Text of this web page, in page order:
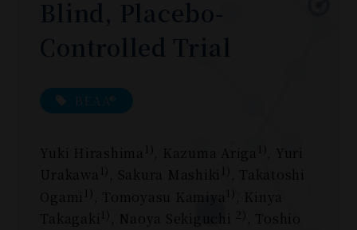
BEAA®
Yuki Hirashima 1) , Kazuma Ariga 1) , Yuri
Urakawa 1) , Sakura Mashiki
, Takatoshi
Ogami 1) , Tomoyasu Kamiya 1) , Kinya
Takagaki 1) , Naoya Sekiguchi
, Toshio